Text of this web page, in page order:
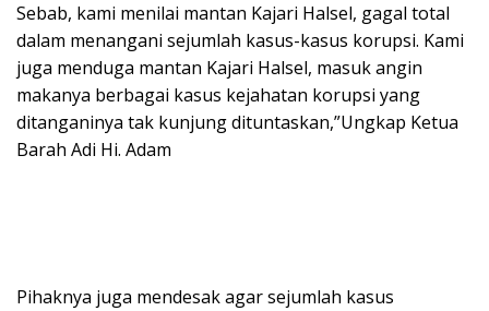
Sebab, kami menilai mantan Kajari Halsel, gagal total
dalam menangani sejumlah kasus-kasus korupsi. Kami
juga menduga mantan Kajari Halsel, masuk angin
makanya berbagai kasus kejahatan korupsi yang
ditanganinya tak kunjung dituntaskan,”Ungkap Ketua
Barah Adi Hi. Adam
Pihaknya juga mendesak agar sejumlah kasus